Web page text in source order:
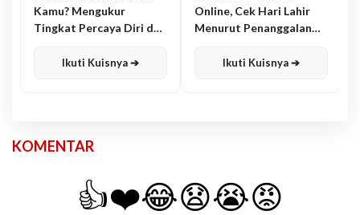
Kamu? Mengukur
Tingkat Percaya Diri dan
Ikuti Kuisnya ➔
Online, Cek Hari Lahir
Menurut Penanggalan
Ikuti Kuisnya ➔
KOMENTAR
👍❤️😂😧😭😡